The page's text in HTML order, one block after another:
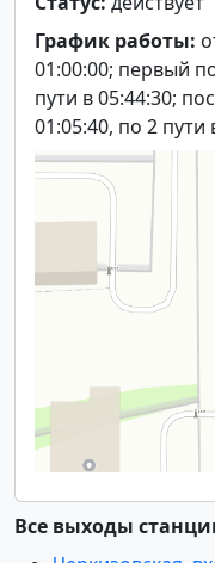
График работы:
01:00:00; первый
пути в 05:44:30;
01:05:40, по 2 пути
Все выходы